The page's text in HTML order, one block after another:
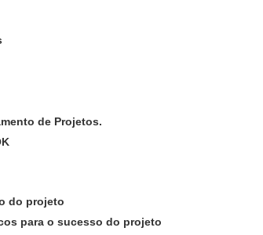
de Projetos.
do projeto
para o sucesso do projeto